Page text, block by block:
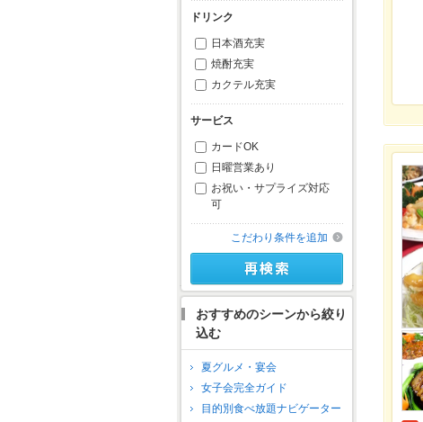
ドリンク
日本酒充実
焼酎充実
カクテル充実
サービス
カードOK
日曜営業あり
お祝い・サプライズ対応
可
こだわり条件を追加
おすすめのシーンから絞り
込む
夏グルメ・宴会
女子会完全ガイド
目的別食べ放題ナビゲーター